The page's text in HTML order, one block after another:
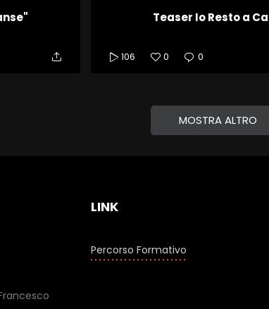
Teaser Io Resto a
106 0 0
MOSTRA ALTRO
LINK
Percorso Formativo